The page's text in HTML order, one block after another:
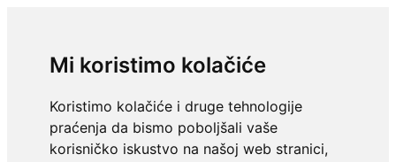
Mi koristimo kolačiće
Koristimo kolačiće i druge tehnologije
praćenja da bismo poboljšali vaše
korisničko iskustvo na našoj web stranici,